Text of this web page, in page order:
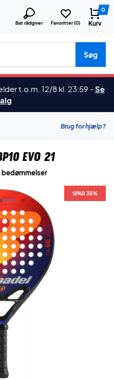
Bat rådgiver Favoritter (0)
0
Kurv
etc.
Søg
t.o.m. 12/8 kl. 23:59 -Se
Brug for hjælp?
EVO 21
bedømmelser
SPAR 35%
SPAR 35%
SPAR 35%